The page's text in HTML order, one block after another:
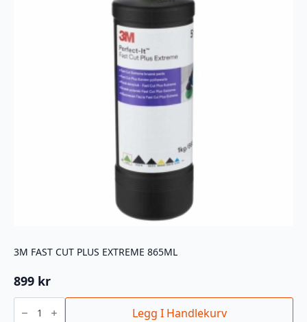
3M FAST CUT PLUS EXTREME 865ML
899 kr
3M
FAST Legg I Handlekurv